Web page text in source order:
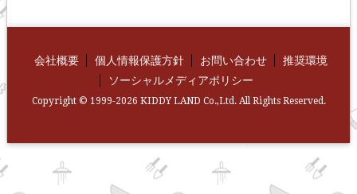
会社概要 個人情報保護方針 お問い合わせ
推奨環境
ソーシャルメディアポリシー
Copyright © 1999-2026 KIDDY LAND Co.,Ltd. All Rights Reserved.